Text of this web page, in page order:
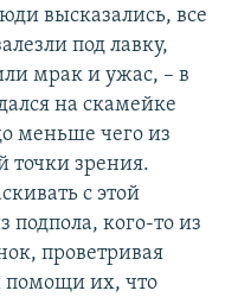
высказались, все
под лавку,
мрак и ужас, – в
на скамейке
меньше чего из
точки зрения.
с этой
подпола, кого-то из
проветривая
помощи их, что